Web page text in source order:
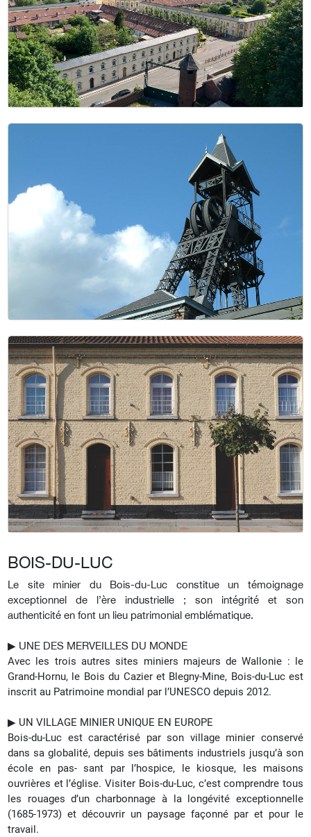
BOIS-DU-LUC
Le site minier du Bois-du-Luc constitue un témoignage
exceptionnel de l’ère industrielle ; son intégrité et son
authenticité en font un lieu patrimonial emblématique.
▶︎ UNE DES MERVEILLES DU MONDE
Avec les trois autres sites miniers majeurs de Wallonie : le
Grand-Hornu, le Bois du Cazier et Blegny-Mine, Bois-du-Luc est
inscrit au Patrimoine mondial par l’UNESCO depuis 2012.
▶︎ UN VILLAGE MINIER UNIQUE EN EUROPE
Bois-du-Luc est caractérisé par son village minier conservé
dans sa globalité, depuis ses bâtiments industriels jusqu’à son
école en pas- sant par l’hospice, le kiosque, les maisons
ouvrières et l’église. Visiter Bois-du-Luc, c’est comprendre tous
les rouages d’un charbonnage à la longévité exceptionnelle
(1685-1973) et découvrir un paysage façonné par et pour le
travail.